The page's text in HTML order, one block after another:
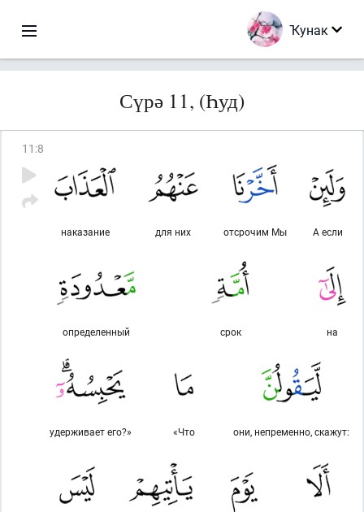
Ҡунак
Сүрә 11, (Һуд)
11 :8
А если
отсрочим Мы
для них
наказание
на
срок
определенный
они, непременно, скажут:
«Что
удерживает его?»